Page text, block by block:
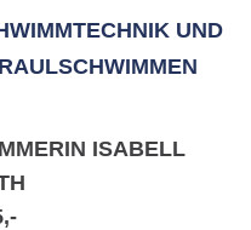
UND
ISABELL